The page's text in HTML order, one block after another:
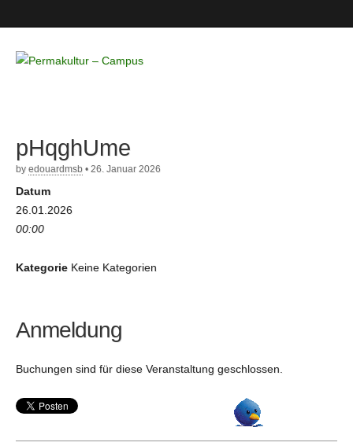
– Campus
pHqghUme
by edouardmsb • 26. Januar 2026
Datum
26.01.2026
00:00
Kategorie Keine Kategorien
Anmeldung
Buchungen sind für diese Veranstaltung geschlossen.